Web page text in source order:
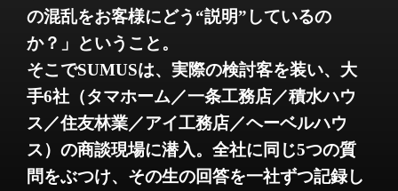
の混乱をお客様にどう“説明”しているの
か？」ということ。
そこでSUMUSは、実際の検討客を装い、大
手6社（タマホーム／一条工務店／積水ハウ
ス／住友林業／アイ工務店／ヘーベルハウ
ス）の商談現場に潜入。全社に同じ5つの質
問をぶつけ、その生の回答を一社ずつ記録し